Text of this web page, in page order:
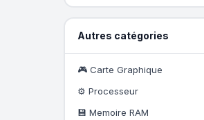
Asus(2)
Elgato(1)
LISTO(1)
STARTECH.COM.com
Autres catégories
🎮 Carte Graphique
⚙️ Processeur
💾 Memoire RAM